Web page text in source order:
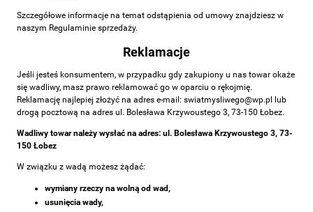
Szczegółowe informacje na temat odstąpienia od umowy znajdziesz w
naszym Regulaminie sprzedaży.
Reklamacje
Jeśli jesteś konsumentem, w przypadku gdy zakupiony u nas towar okaże
się wadliwy, masz prawo reklamować go w oparciu o rękojmię.
Reklamację najlepiej złożyć na adres e-mail: swiatmysliwego@wp.pl
lub
drogą pocztową na adres ul. Bolesława Krzywoustego 3, 73-150 Łobez.
Wadliwy towar należy wysłać na adres: ul. Bolesława Krzywoustego 3, 73-
150 Łobez
W związku z wadą możesz żądać:
wymiany rzeczy na wolną od wad,
usunięcia wady,